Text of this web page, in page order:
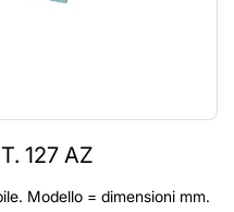
127 AZ
Modello = dimensioni mm.